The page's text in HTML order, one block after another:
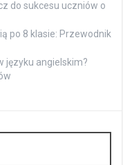
do sukcesu uczniów o
po 8 klasie: Przewodnik
języku angielskim?